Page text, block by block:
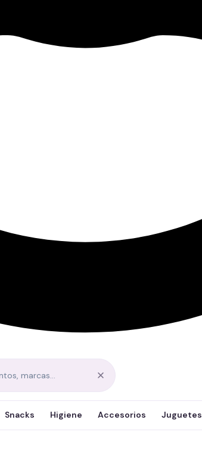
Snacks Higiene Accesorios Juguetes